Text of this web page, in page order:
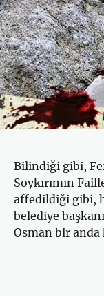
Bilindiği gibi,
Soykırımın
affedildiği gibi,
belediye
Osman bir